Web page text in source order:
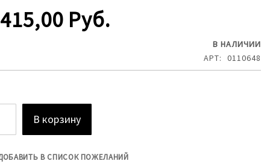
Руб.
В НАЛИЧИИ
АРТ
0110648
В корзину
В СПИСОК ПОЖЕЛАНИЙ